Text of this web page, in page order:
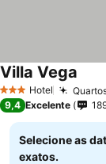
3 EstrelasHotel
Villa Vega
9,4 Excelente
Selecione as
exatos.